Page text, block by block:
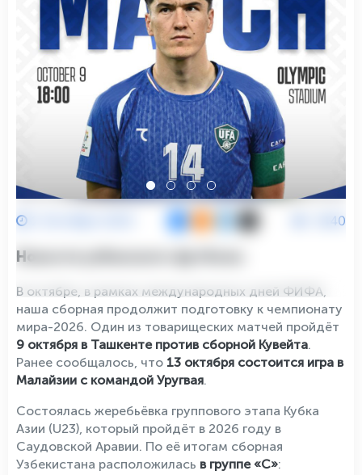
3440
Новости узбекского футбола:
В октябре, в рамках международных дней ФИФА,
наша сборная продолжит подготовку к чемпионату
мира-2026. Один из товарищеских матчей пройдёт
9 октября в Ташкенте против сборной Кувейта.
Ранее сообщалось, что 13 октября состоится игра в
Малайзии с командой Уругвая.
Состоялась жеребьёвка группового этапа Кубка
Азии (U23), который пройдёт в 2026 году в
Саудовской Аравии. По её итогам сборная
Узбекистана расположилась в группе «C»: